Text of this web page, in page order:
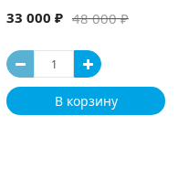
48 000 ₽
33 000 ₽
В корзину